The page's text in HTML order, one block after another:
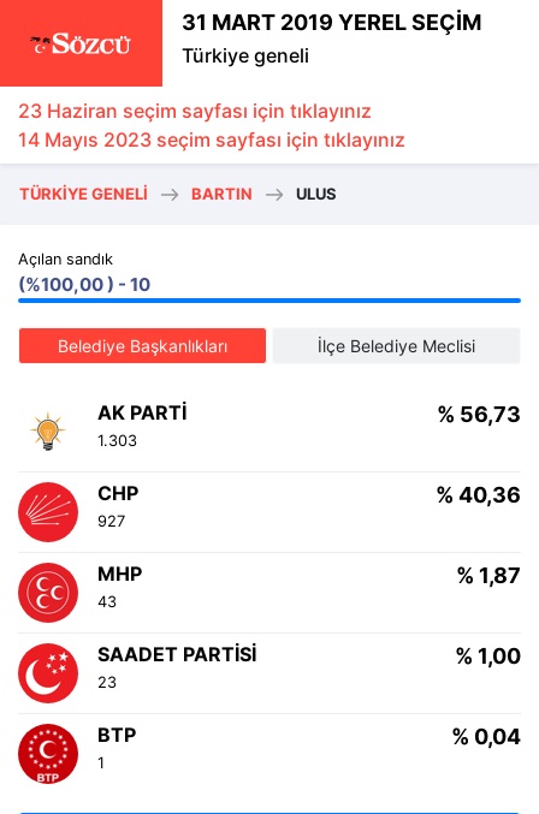
31 MART 2019 YEREL SEÇİM
Türkiye geneli
23 Haziran seçim sayfası için tıklayınız
14 Mayıs 2023 seçim sayfası için tıklayınız
TÜRKIYE GENELI BARTIN ULUS
Açılan sandık
(%100,00 ) - 10
Belediye Başkanlıkları İlçe Belediye Meclisi
AK PARTI % 56,73
1.303
CHP % 40,36
927
MHP % 1,87
43
SAADET PARTISI % 1,00
23
BTP % 0,04
1